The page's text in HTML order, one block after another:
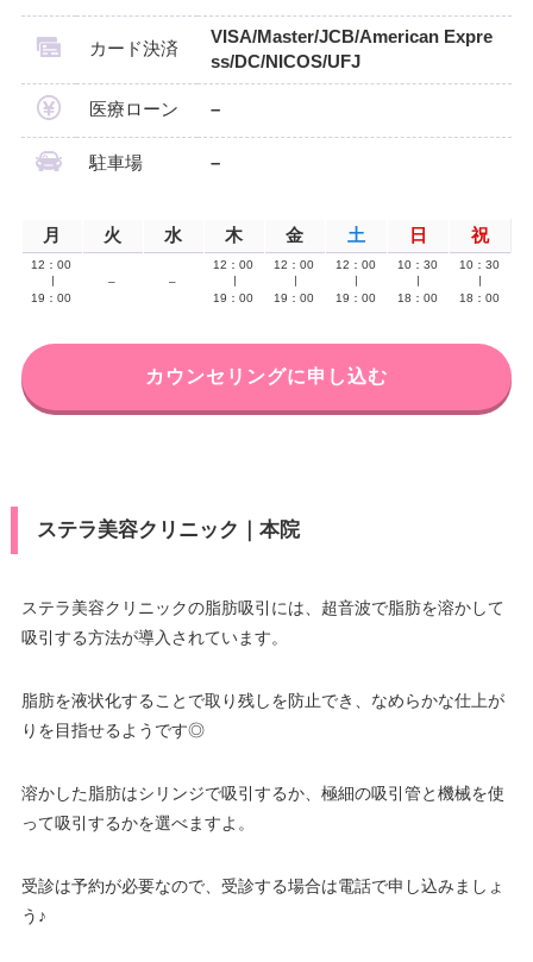
カード決済
VISA/Master/JCB/American Expre
ss/DC/NICOS/UFJ
医療ローン –
駐車場 –
月 火 水 木 金 土 日 祝
12：00
19：00
– –
12：00
19：00
12：00
19：00
12：00
19：00
10：30
18：00
10：30
18：00
カウンセリングに申し込む
ステラ美容クリニック｜本院
ステラ美容クリニックの脂肪吸引には、超音波で脂肪を溶かして
吸引する方法が導入されています。
脂肪を液状化することで取り残しを防止でき、なめらかな仕上が
りを目指せるようです◎
溶かした脂肪はシリンジで吸引するか、極細の吸引管と機械を使
って吸引するかを選べますよ。
受診は予約が必要なので、受診する場合は電話で申し込みましょ
う♪